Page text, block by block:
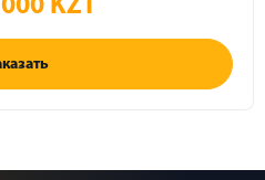
KZT